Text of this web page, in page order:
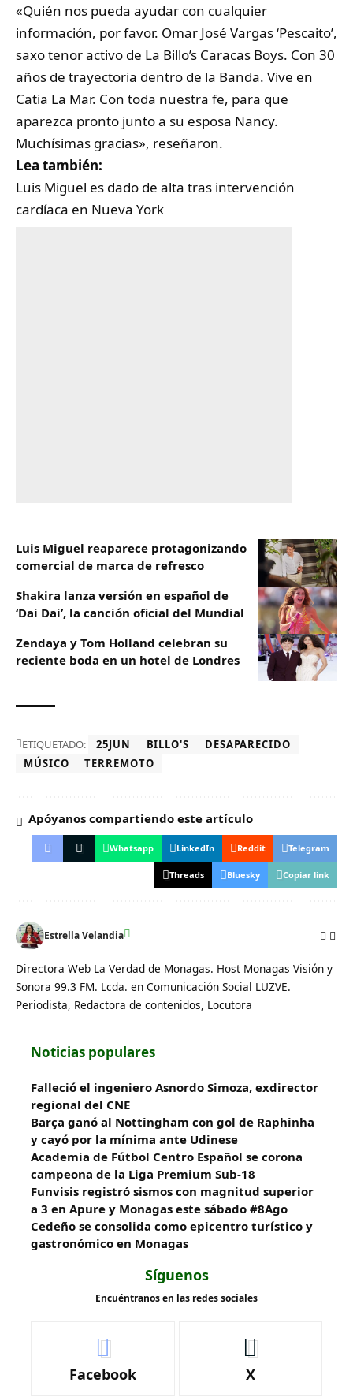
«Quién nos pueda ayudar con cualquier
información, por favor. Omar José Vargas ‘Pescaito’,
saxo tenor activo de La Billo’s Caracas Boys. Con 30
años de trayectoria dentro de la Banda. Vive en
Catia La Mar. Con toda nuestra fe, para que
aparezca pronto junto a su esposa Nancy.
Muchísimas gracias», reseñaron.
Lea también:
Luis Miguel es dado de alta tras intervención
cardíaca en Nueva York
Luis Miguel reaparece protagonizando
comercial de marca de refresco
Shakira lanza versión en español de
‘Dai Dai’, la canción oficial del Mundial
Zendaya y Tom Holland celebran su
reciente boda en un hotel de Londres
ETIQUETADO: 25JUN BILLO'S
DESAPARECIDO
MÚSICO
TERREMOTO
Apóyanos compartiendo este artículo
Whatsapp LinkedIn Reddit Telegram
Threads Bluesky Copiar link
Estrella Velandia
Directora Web La Verdad de Monagas. Host Monagas Visión y
Sonora 99.3 FM. Lcda. en Comunicación Social LUZVE.
Periodista, Redactora de contenidos, Locutora
Noticias populares
Falleció el ingeniero Asnordo Simoza, exdirector
regional del CNE
Barça ganó al Nottingham con gol de Raphinha
y cayó por la mínima ante Udinese
Academia de Fútbol Centro Español se corona
campeona de la Liga Premium Sub-18
Funvisis registró sismos con magnitud superior
a 3 en Apure y Monagas este sábado #8Ago
Cedeño se consolida como epicentro turístico y
gastronómico en Monagas
Síguenos
Encuéntranos en las redes sociales
Facebook X